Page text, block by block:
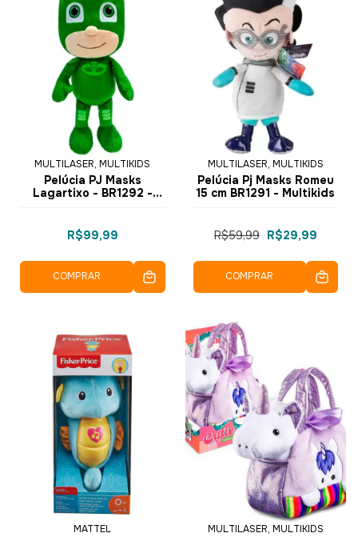
MULTILASER, MULTIKIDS
Pelúcia PJ Masks
Lagartixo - BR1292 -
R$99,99
COMPRAR
MULTILASER, MULTIKIDS
Pelúcia Pj Masks Romeu
15 cm BR1291 - Multikids
R$59,99 R$29,99
COMPRAR
MATTEL MULTILASER, MULTIKIDS